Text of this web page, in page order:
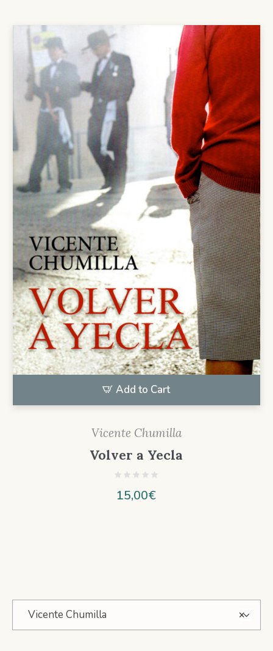
Add to Cart
Vicente Chumilla
Volver a Yecla
15,00€
×
Vicente Chumilla